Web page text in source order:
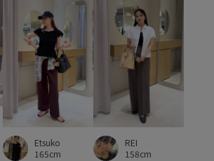
洗濯OK 洗濯機で洗える
着脱しやすい 立体的 美easy
美シルエット 脚がきれいに見える
薄手 軽い着心地 軽くて柔らかい
高級感 高見え
Etsuko
165cm
REI
158cm